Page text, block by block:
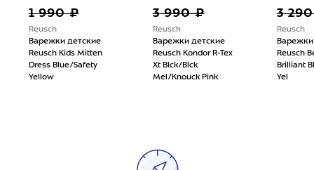
1 990 ₽
Reusch
Варежки детские
Reusch Kids Mitten
Dress Blue/Safety
Yellow
3 990 ₽
Reusch
Варежки детские
Reusch Kondor R-Tex
Xt Blck/Blck
Mel/Knouck Pink
3
Reusch
Reusch
Brilliant
Yel